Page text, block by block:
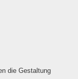
die Gestaltung